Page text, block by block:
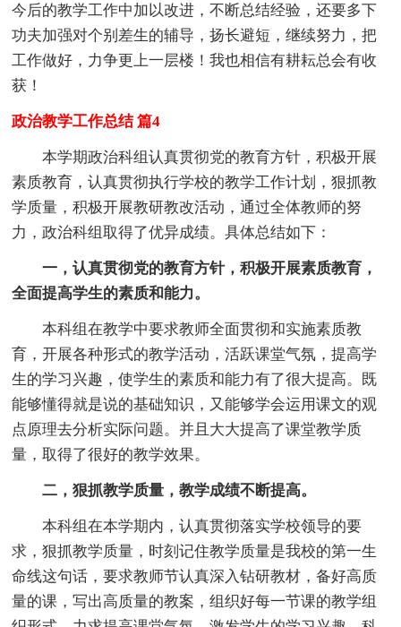
今后的教学工作中加以改进，不断总结经验，还要多下
功夫加强对个别差生的辅导，扬长避短，继续努力，把
工作做好，力争更上一层楼！我也相信有耕耘总会有收
获！
政治教学工作总结 篇4
本学期政治科组认真贯彻党的教育方针，积极开展
素质教育，认真贯彻执行学校的教学工作计划，狠抓教
学质量，积极开展教研教改活动，通过全体教师的努
力，政治科组取得了优异成绩。具体总结如下：
一，认真贯彻党的教育方针，积极开展素质教育，
全面提高学生的素质和能力。
本科组在教学中要求教师全面贯彻和实施素质教
育，开展各种形式的教学活动，活跃课堂气氛，提高学
生的学习兴趣，使学生的素质和能力有了很大提高。既
能够懂得就是说的基础知识，又能够学会运用课文的观
点原理去分析实际问题。并且大大提高了课堂教学质
量，取得了很好的教学效果。
二，狠抓教学质量，教学成绩不断提高。
本科组在本学期内，认真贯彻落实学校领导的要
求，狠抓教学质量，时刻记住教学质量是我校的第一生
命线这句话，要求教师节认真深入钻研教材，备好高质
量的课，写出高质量的教案，组织好每一节课的教学组